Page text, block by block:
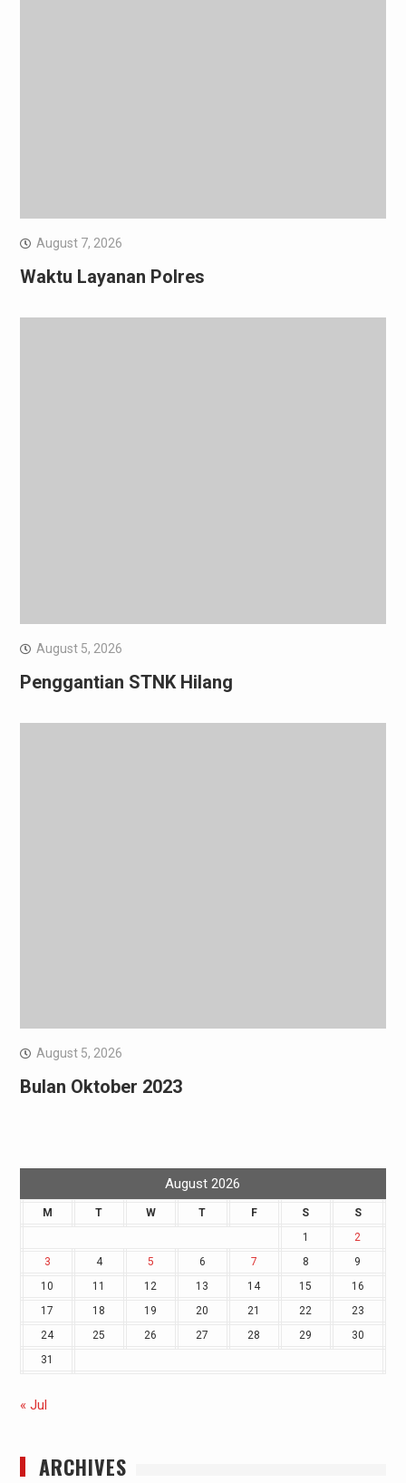
August 7, 2026
Waktu Layanan Polres
August 5, 2026
Penggantian STNK Hilang
August 5, 2026
Bulan Oktober 2023
August 2026
M T W T F S
S
1
2
3
4 5 6 7 8
9
10
11 12 13 14 15
16
17
18 19 20 21 22
23
24
25 26 27 28 29
30
31
« Jul
ARCHIVES